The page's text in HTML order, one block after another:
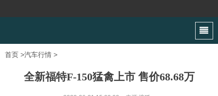
首页 >汽车行情 >
全新福特F-150猛禽上市 售价68.68万